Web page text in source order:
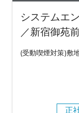
システムエ
／新宿御苑
(受動喫煙対策)敷
正